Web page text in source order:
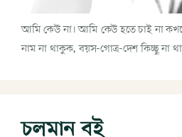
আমি কেউ না। আমি কেউ হতে চাই না
নাম না থাকুক, বয়স-গোত্র-দেশ কিচ্ছু না
চলমান বই